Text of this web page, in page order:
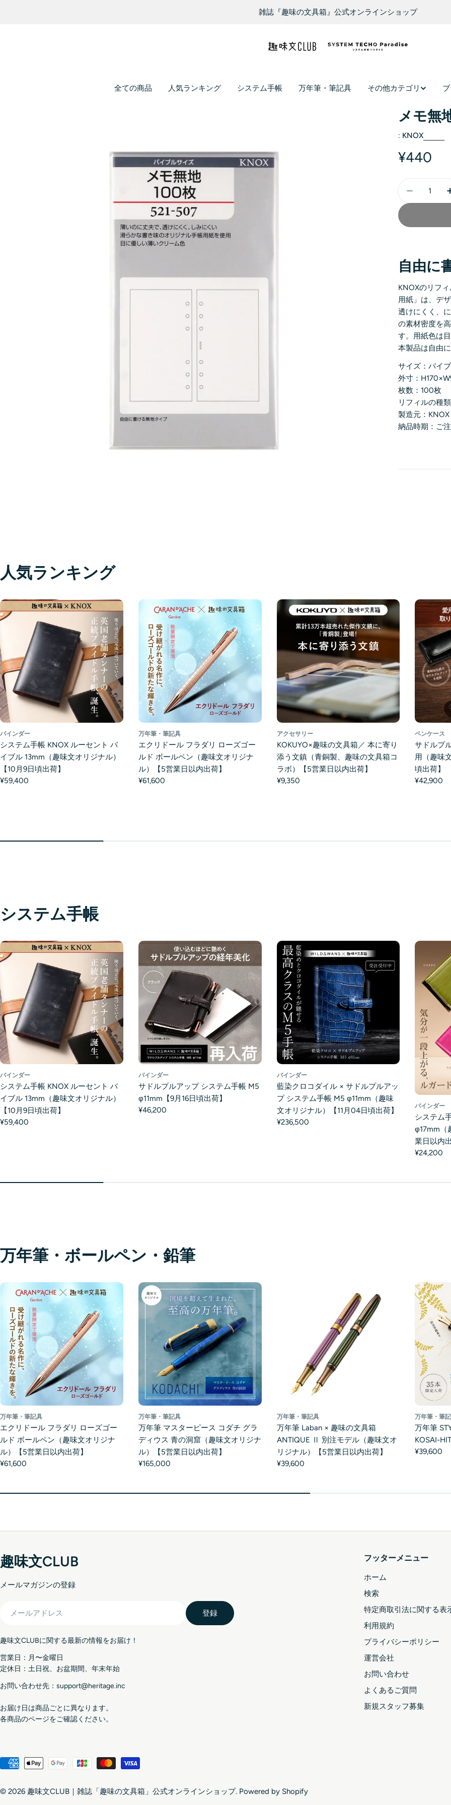
雑誌『趣味の文具箱』公式オンラインショップ
全ての商品 人気ランキング システム手帳 万年筆・筆記具 その他カテゴリ
メモ無
: KNOX
¥440
自由に
KNOXのリフ
用紙」は、デ
透けにくく、
の素材密度を
す。用紙色は
本製品は自由
サイズ：バイ
外寸：
枚数：100枚
リフィルの種
製造元：KNOX
納品時期：ご
人気ランキング
バインダー
システム手帳 KNOX ルーセント バ
イブル 13mm（趣味文オリジナル）
【10月9日頃出荷】
¥59,400
万年筆・筆記具
エクリドール フラダリ ローズゴー
ルド ボールペン（趣味文オリジナ
ル）【5営業日以内出荷】
¥61,600
アクセサリー
KOKUYO×趣味の文具箱／ 本に寄り
添う文鎮（青銅製、趣味の文具箱コ
ラボ）【5営業日以内出荷】
¥9,350
ペンケース
サドルプ
用（趣味
頃出荷】
¥42,900
システム手帳
バインダー
システム手帳 KNOX ルーセント バ
イブル 13mm（趣味文オリジナル）
【10月9日頃出荷】
¥59,400
バインダー
サドルプルアップ システム手帳 M5
φ11mm【9月16日頃出荷】
¥46,200
バインダー
藍染クロコダイル × サドルプルアッ
プ システム手帳 M5 φ11mm（趣味
文オリジナル）【11月04日頃出荷】
¥236,500
バインダー
システム
φ17mm（
業日以内
¥24,200
万年筆・ボールペン・鉛筆
万年筆・筆記具
エクリドール フラダリ ローズゴー
ルド ボールペン（趣味文オリジナ
ル）【5営業日以内出荷】
¥61,600
万年筆・筆記具
万年筆 マスターピース コダチ グラ
ディウス 青の洞窟（趣味文オリジナ
ル）【5営業日以内出荷】
¥165,000
万年筆・筆記具
万年筆 Laban × 趣味の文具箱
ANTIQUE Ⅱ 別注モデル（趣味文オ
リジナル）【5営業日以内出荷】
¥39,600
万年筆・筆
万年筆
KOSAI-
¥39,600
趣味文CLUB
メールマガジンの登録
ア
ド
レ
登録
趣味文CLUBに関する最新の情報をお届け！
営業日：月〜金曜日
定休日：土日祝、お盆期間、年末年始
お問い合わせ先：support@heritage.inc
お届け日は商品ごとに異なります。
各商品のページをご確認ください。
フッターメニュー
ホーム
検索
特定商取引法に関する表
利用規約
プライバシーポリシー
運営会社
お問い合わせ
よくあるご質問
新規スタッフ募集
© 2026 趣味文CLUB｜雑誌「趣味の文具箱」公式オンラインショップ. Powered by Shopify